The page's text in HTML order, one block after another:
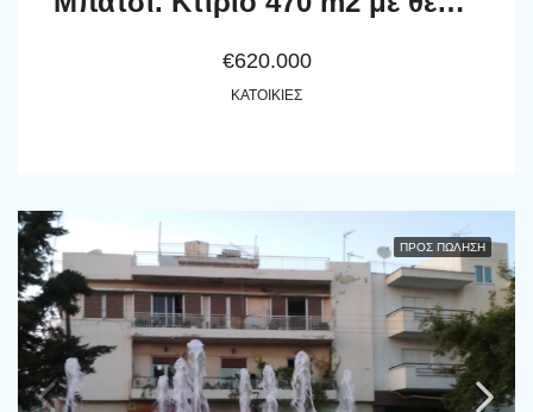
€620.000
ΚΑΤΟΙΚΊΕΣ
ΠΡΟΣ ΠΏΛΗΣΗ